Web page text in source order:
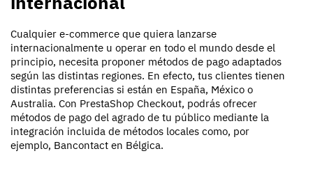
Cualquier e-commerce que quiera lanzarse
internacionalmente u operar en todo el mundo desde el
principio, necesita proponer métodos de pago adaptados
según las distintas regiones. En efecto, tus clientes tienen
distintas preferencias si están en España, México o
Australia. Con PrestaShop Checkout, podrás ofrecer
métodos de pago del agrado de tu público mediante la
integración incluida de métodos locales como, por
ejemplo, Bancontact en Bélgica.